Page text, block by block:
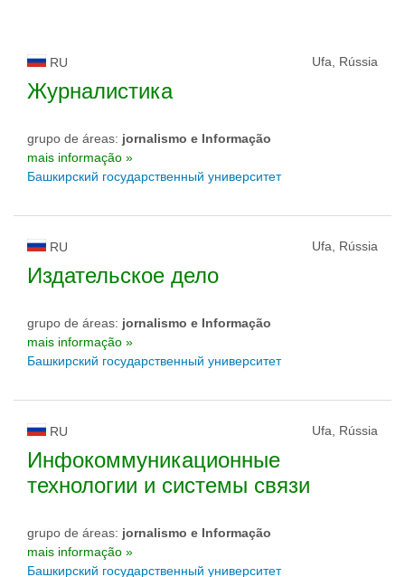
RU Ufa, Rússia
Журналистика
grupo de áreas: jornalismo e Informação
mais informação »
Башкирский государственный университет
RU Ufa, Rússia
Издательское дело
grupo de áreas: jornalismo e Informação
mais informação »
Башкирский государственный университет
RU Ufa, Rússia
Инфокоммуникационные
технологии и системы связи
grupo de áreas: jornalismo e Informação
mais informação »
Башкирский государственный университет